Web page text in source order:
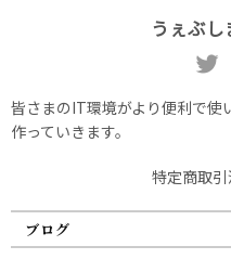
うぇぶ
皆さまのIT環境がより便利で使
作っていきます。
特定商取
ブログ